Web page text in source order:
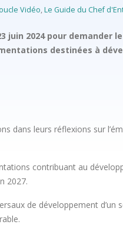
Vidéo,Le Guide du Chef
juin 2024 pour demander
destinées à
dans leurs réflexions sur
contribuant au
2027.
de développement d’un